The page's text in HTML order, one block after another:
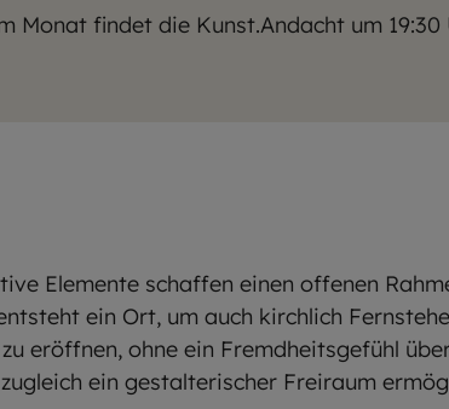
Monat findet die Kunst.Andacht um 19:30
Elemente schaffen einen offenen
ein Ort, um auch kirchlich
eröffnen, ohne ein Fremdheitsgefühl
ein gestalterischer Freiraum